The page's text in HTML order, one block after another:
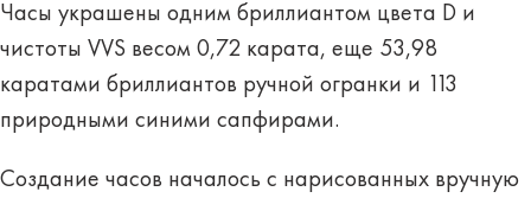
Часы украшены одним бриллиантом цвета D и
чистоты VVS весом 0,72 карата, еще 53,98
каратами бриллиантов ручной огранки и 113
природными синими сапфирами.
Создание часов началось с нарисованных вручную